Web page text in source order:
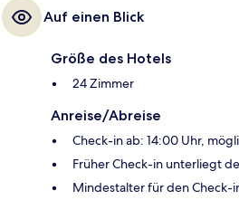
Auf einen Blick
Größe des Hotels
24 Zimmer
Anreise/Abreise
Check-in ab: 14:00 Uhr,
Früher Check-in unterliegt
Mindestalter für den Check-